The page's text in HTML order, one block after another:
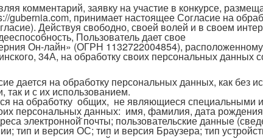
комментарий, заявку на участие в конкурсе,
gubernia.com, принимает настоящее Согласие на
Действуя свободно, своей волей и в своем
Пользователь дает свое
Он-лайн» (ОГРН 1132722004854),
34А, на обработку своих персональных данных
дается на обработку персональных данных, как без
так и с их использованием.
на обработку общих, не являющиеся специальными
персональных данных: имя, фамилия, дата
электронной̆ почты; пользовательские данные
тип и версия ОС; тип и версия Браузера; тип